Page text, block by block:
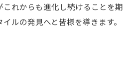
これからも進化し続けることを期
ルの発見へと皆様を導きます。